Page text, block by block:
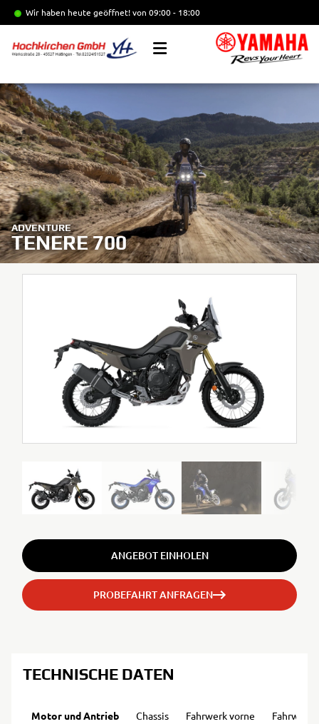
Wir haben heute geöffnet!von 09:00 - 18:00
ADVENTURE
TENERE 700
ANGEBOT EINHOLEN
PROBEFAHRT ANFRAGEN
TECHNISCHE DATEN
Motor und Antrieb Chassis Fahrwerk vorne Fahrwerk